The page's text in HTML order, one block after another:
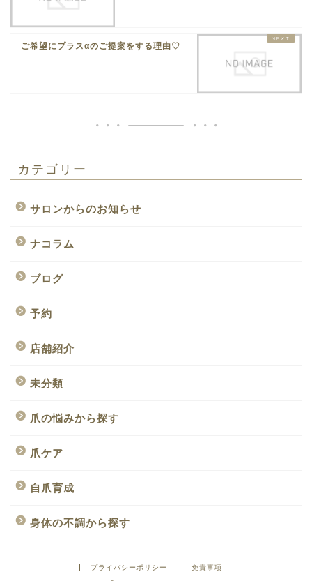
ご希望にプラスαのご提案をする理由♡
カテゴリー
サロンからのお知らせ
ナコラム
ブログ
予約
店舗紹介
未分類
爪の悩みから探す
爪ケア
自爪育成
身体の不調から探す
プライバシーポリシー 免責事項